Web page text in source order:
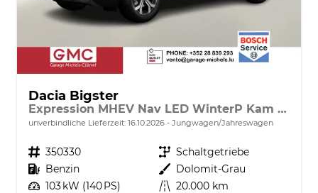
Dacia Bigster
Expression MHEV Nav LED WinterP Kam 17Z
unverbindliche Lieferzeit: 16.10.2026 Jungwagen/Jahreswagen
Fahrzeugnr. 350330 Getriebe Schaltgetriebe
Kraftstoff Benzin Außenfarbe Dolomit-Grau
Leistung 103 kW (140 PS) Kilometerstand 20.000 km